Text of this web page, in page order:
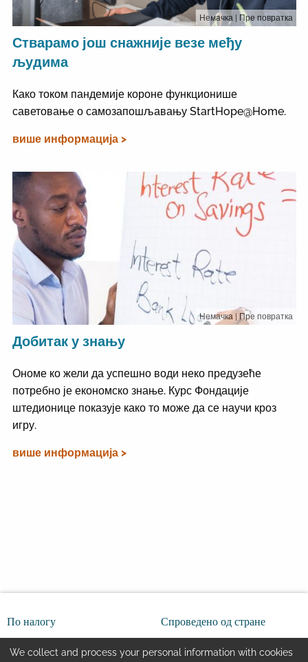
Немачка | Пре повратка
Стварамо још снажније везе међу
људима
Како током пандемије короне функционише
саветовање о самозапошљавању StartHope@Home.
више информација >
Немачка | Пре повратка
Добитак у знању
Ономе ко жели да успешно води неко предузеће
потребно је економско знање. Курс Фондације
штедионице показује како то може да се научи кроз
игру.
више информација >
По налогу Спроведено од стране
We collect and process your personal information with cookies